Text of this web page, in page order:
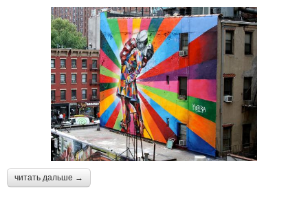
читать дальше →